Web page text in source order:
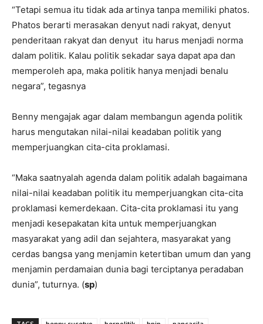
“Tetapi semua itu tidak ada artinya tanpa memiliki phatos.
Phatos berarti merasakan denyut nadi rakyat, denyut
penderitaan rakyat dan denyut itu harus menjadi norma
dalam politik. Kalau politik sekadar saya dapat apa dan
memperoleh apa, maka politik hanya menjadi benalu
negara”, tegasnya
Benny mengajak agar dalam membangun agenda politik
harus mengutakan nilai-nilai keadaban politik yang
memperjuangkan cita-cita proklamasi.
“Maka saatnyalah agenda dalam politik adalah bagaimana
nilai-nilai keadaban politik itu memperjuangkan cita-cita
proklamasi kemerdekaan. Cita-cita proklamasi itu yang
menjadi kesepakatan kita untuk memperjuangkan
masyarakat yang adil dan sejahtera, masyarakat yang
cerdas bangsa yang menjamin ketertiban umum dan yang
menjamin perdamaian dunia bagi terciptanya peradaban
dunia”, tuturnya. (sp)